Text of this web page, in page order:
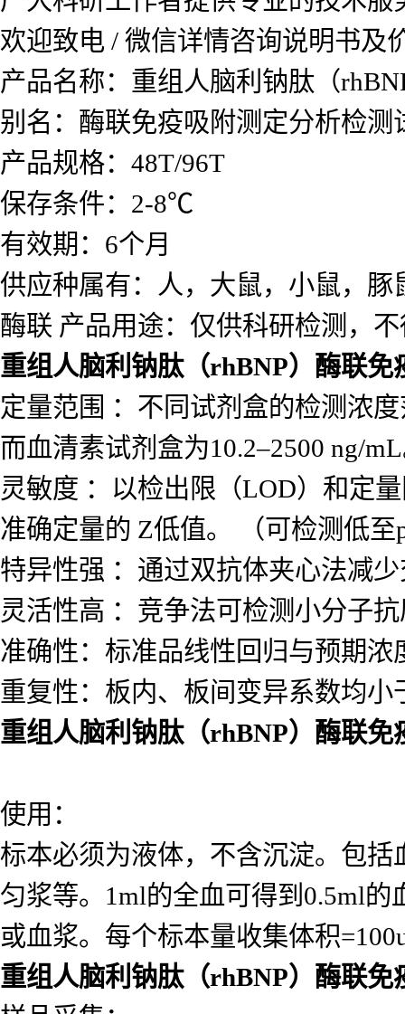
欢迎致电 / 微信详情咨询说明书及
产品名称： 重组人脑利钠肽（
别名：酶联免疫吸附测定分析检测
产品规格：48T/96T
保存条件：2-8℃
有效期：6个月
供应种属有：人，大鼠，小鼠，
酶联 产品用途：仅供科研检测，
重组人脑利钠肽（rhBNP）酶联免
定量范围 ：不同试剂盒的检测浓
而血清素试剂盒为10.2–2500 ng/
灵敏度 ：以检出限（LOD）和定
准确定量的 Z低值。 （可检测低
特异性强 ：通过双抗体夹心法减
灵活性高 ：竞争法可检测小分子
准确性：标准品线性回归与预期浓
重复性：板内、板间变异系数均小
重组人脑利钠肽（rhBNP）酶联免
使用：
标本必须为液体，不含沉淀。包
匀浆等。1ml的全血可得到0.5ml的
或血浆。每个标本量收集体积
重组人脑利钠肽（rhBNP）酶联免